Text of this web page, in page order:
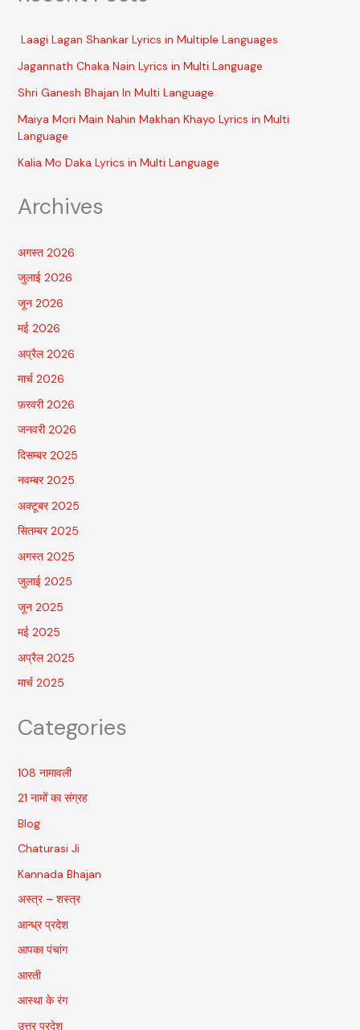
Laagi Lagan Shankar Lyrics in Multiple Languages
Jagannath Chaka Nain Lyrics in Multi Language
Shri Ganesh Bhajan In Multi Language
Maiya Mori Main Nahin Makhan Khayo Lyrics in Multi
Language
Kalia Mo Daka Lyrics in Multi Language
Archives
अगस्त 2026
जुलाई 2026
जून 2026
मई 2026
अप्रैल 2026
मार्च 2026
फ़रवरी 2026
जनवरी 2026
दिसम्बर 2025
नवम्बर 2025
अक्टूबर 2025
सितम्बर 2025
अगस्त 2025
जुलाई 2025
जून 2025
मई 2025
अप्रैल 2025
मार्च 2025
Categories
108 नामावली
21 नामों का संग्रह
Blog
Chaturasi Ji
Kannada Bhajan
अस्त्र – शस्त्र
आन्ध्र प्रदेश
आपका पंचांग
आरती
आस्था के रंग
उत्तर प्रदेश